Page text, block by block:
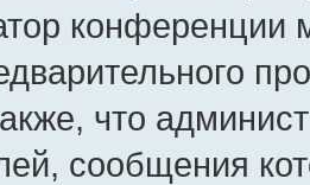
конференции
что
сообщения